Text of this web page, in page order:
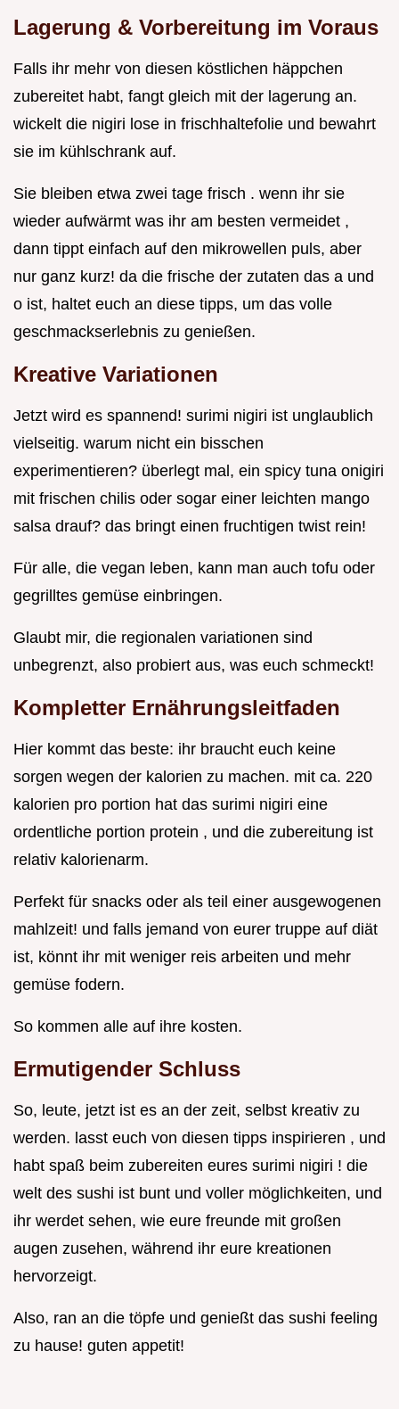
Lagerung & Vorbereitung im Voraus
Falls ihr mehr von diesen köstlichen häppchen
zubereitet habt, fangt gleich mit der lagerung an.
wickelt die nigiri lose in frischhaltefolie und bewahrt
sie im kühlschrank auf.
Sie bleiben etwa zwei tage frisch . wenn ihr sie
wieder aufwärmt was ihr am besten vermeidet ,
dann tippt einfach auf den mikrowellen puls, aber
nur ganz kurz! da die frische der zutaten das a und
o ist, haltet euch an diese tipps, um das volle
geschmackserlebnis zu genießen.
Kreative Variationen
Jetzt wird es spannend! surimi nigiri ist unglaublich
vielseitig. warum nicht ein bisschen
experimentieren? überlegt mal, ein spicy tuna onigiri
mit frischen chilis oder sogar einer leichten mango
salsa drauf? das bringt einen fruchtigen twist rein!
Für alle, die vegan leben, kann man auch tofu oder
gegrilltes gemüse einbringen.
Glaubt mir, die regionalen variationen sind
unbegrenzt, also probiert aus, was euch schmeckt!
Kompletter Ernährungsleitfaden
Hier kommt das beste: ihr braucht euch keine
sorgen wegen der kalorien zu machen. mit ca. 220
kalorien pro portion hat das surimi nigiri eine
ordentliche portion protein , und die zubereitung ist
relativ kalorienarm.
Perfekt für snacks oder als teil einer ausgewogenen
mahlzeit! und falls jemand von eurer truppe auf diät
ist, könnt ihr mit weniger reis arbeiten und mehr
gemüse fodern.
So kommen alle auf ihre kosten.
Ermutigender Schluss
So, leute, jetzt ist es an der zeit, selbst kreativ zu
werden. lasst euch von diesen tipps inspirieren , und
habt spaß beim zubereiten eures surimi nigiri ! die
welt des sushi ist bunt und voller möglichkeiten, und
ihr werdet sehen, wie eure freunde mit großen
augen zusehen, während ihr eure kreationen
hervorzeigt.
Also, ran an die töpfe und genießt das sushi feeling
zu hause! guten appetit!